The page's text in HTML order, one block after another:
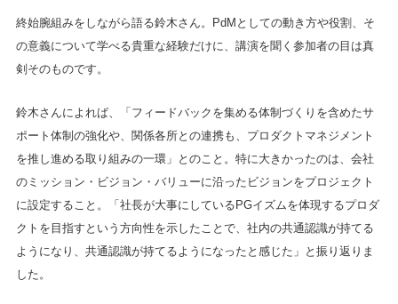
終始腕組みをしながら語る鈴木さん。PdMとしての動き方や役割、そ
の意義について学べる貴重な経験だけに、講演を聞く参加者の目は真
剣そのものです。
鈴木さんによれば、「フィードバックを集める体制づくりを含めたサ
ポート体制の強化や、関係各所との連携も、プロダクトマネジメント
を推し進める取り組みの一環」とのこと。特に大きかったのは、会社
のミッション・ビジョン・バリューに沿ったビジョンをプロジェクト
に設定すること。「社長が大事にしているPGイズムを体現するプロダ
クトを目指すという方向性を示したことで、社内の共通認識が持てる
ようになり、共通認識が持てるようになったと感じた」と振り返りま
した。